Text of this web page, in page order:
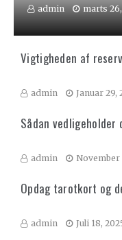
admin marts
Vigtigheden af
admin Januar 29,
Sådan vedligeholder
admin November
Opdag tarotkort og
admin Juli 18,